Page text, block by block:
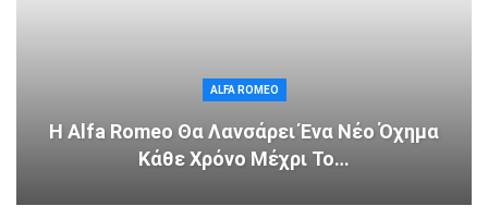
ALFA ROMEO
Η Alfa Romeo Θα Λανσάρει Ένα Νέο Όχημα
Κάθε Χρόνο Μέχρι Το…